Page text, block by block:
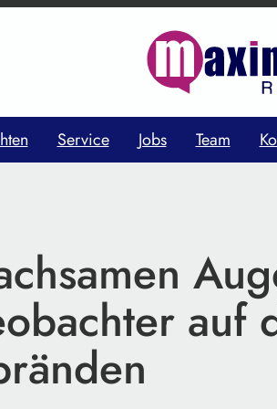
Service Jobs Team
auf